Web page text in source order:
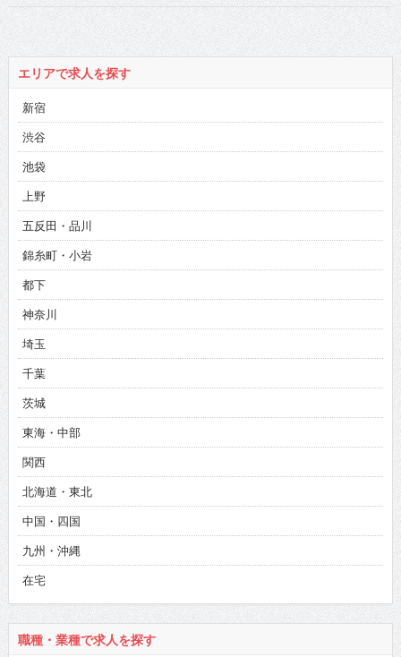
エリアで求人を探す
新宿
渋谷
池袋
上野
五反田・品川
錦糸町・小岩
都下
神奈川
埼玉
千葉
茨城
東海・中部
関西
北海道・東北
中国・四国
九州・沖縄
在宅
職種・業種で求人を探す